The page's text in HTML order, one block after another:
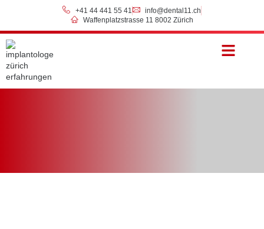
+41 44 441 55 41
info@dental11.ch
Waffenplatzstrasse 11 8002 Zürich